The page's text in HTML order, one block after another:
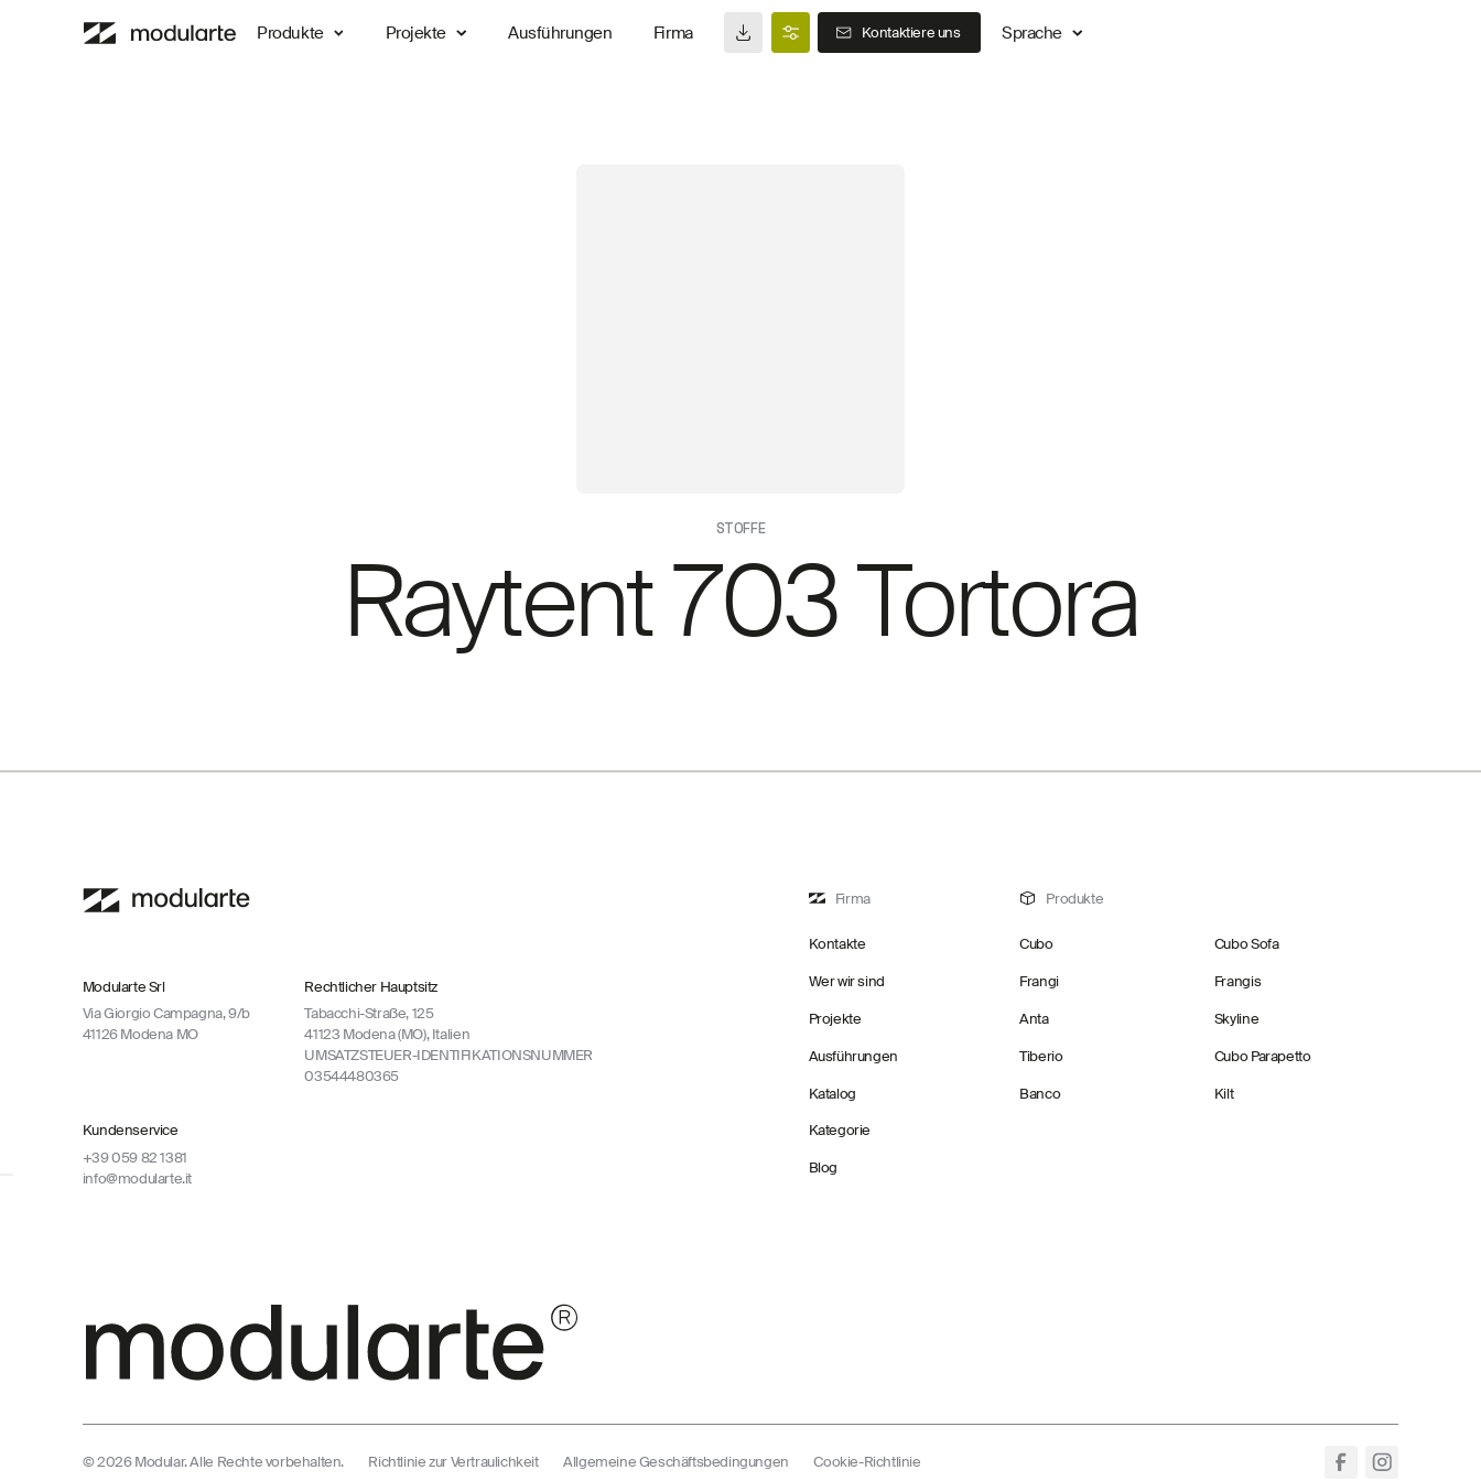
Produkte Projekte Ausführungen Firma Kontaktiere uns Sprache
STOFFE
Raytent 703 Tortora
Modularte Srl
Via Giorgio Campagna, 9/b
41126 Modena MO
Rechtlicher Hauptsitz
Tabacchi-Straße, 125
41123 Modena (MO), Italien
UMSATZSTEUER-IDENTIFIKATIONSNUMMER
03544480365
Kundenservice
+39 059 82 1381
info@modularte.it
Firma
Kontakte
Wer wir sind
Projekte
Ausführungen
Katalog
Kategorie
Blog
Produkte
Cubo
Cubo Sofa
Frangi
Frangis
Anta
Skyline
Tiberio
Cubo Parapetto
Banco
Kilt
© 2026 Modular. Alle Rechte vorbehalten. Richtlinie zur Vertraulichkeit Allgemeine Geschäftsbedingungen Cookie-Richtlinie